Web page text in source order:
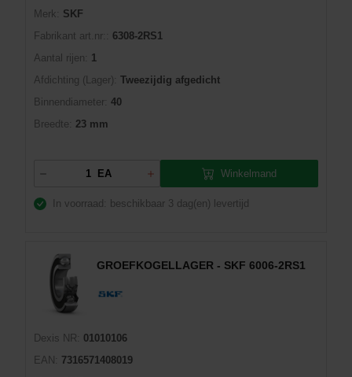
Merk:
SKF
Fabrikant art.nr::
6308-2RS1
Aantal rijen:
1
Afdichting (Lager): Tweezijdig afgedicht
Binnendiameter: 40
Breedte: 23 mm
EA Winkelmand
In voorraad: beschikbaar 3 dag(en) levertijd
GROEFKOGELLAGER - SKF 6006-2RS1
Dexis NR:
01010106
EAN:
7316571408019